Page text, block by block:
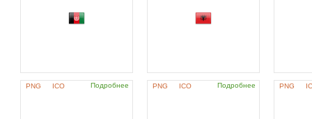
PNG ICO Подробнее PNG ICO Подробнее PNG